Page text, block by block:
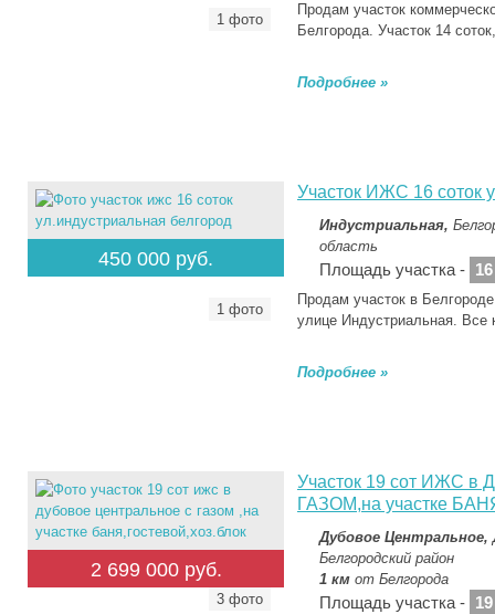
1 фото
Продам участок
Белгорода. Участок 14
Подробнее »
450 000 руб.
1 фото
Участок ИЖС 16 соток
Индустриальная,
область
Площадь участка - 16
Продам участок в
улице Индустриальная.
Подробнее »
2 699 000 руб.
3 фото
Участок 19 сот ИЖС
ГАЗОМ,на участке
Дубовое Центральное,
Белгородский район
1 км от Белгорода
Площадь участка - 19